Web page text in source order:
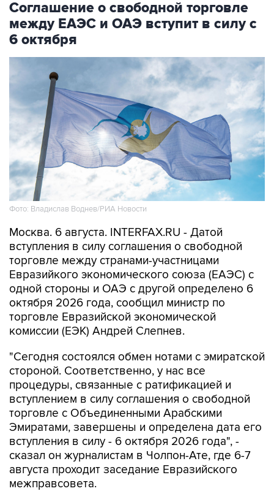
Соглашение о свободной торговле
между ЕАЭС и ОАЭ вступит в силу с
6 октября
Фото: Владислав Воднев/РИА Новости
Москва. 6 августа. INTERFAX.RU - Датой
вступления в силу соглашения о свободной
торговле между странами-участницами
Евразийкого экономического союза (ЕАЭС) с
одной стороны и ОАЭ с другой определено 6
октября 2026 года, сообщил министр по
торговле Евразийской экономической
комиссии (ЕЭК) Андрей Слепнев.
"Сегодня состоялся обмен нотами с эмиратской
стороной. Соответственно, у нас все
процедуры, связанные с ратификацией и
вступлением в силу соглашения о свободной
торговле с Объединенными Арабскими
Эмиратами, завершены и определена дата его
вступления в силу - 6 октября 2026 года", -
сказал он журналистам в Чолпон-Ате, где 6-7
августа проходит заседание Евразийского
межправсовета.